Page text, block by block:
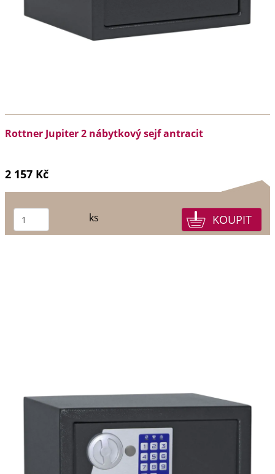
Rottner Jupiter 2 nábytkový sejf antracit
2 157 Kč
ks